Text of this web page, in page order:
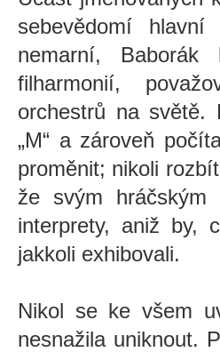
sebevědomí
nemarní,
filharmonií,
orchestrů na světě.
„M“ a zároveň
proměnit; nikoli
že svým
interprety, aniž by,
jakkoli exhibovali.
Nikol se ke všem
nesnažila uniknout.